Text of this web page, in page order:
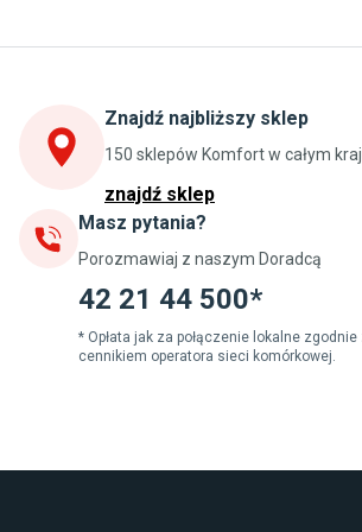
Stoły do kuchni
Szafki kuchenne wiszące (górne)
Szafki pod zlewozmywak
Blaty kuchenne laminowane
Jadalnia
Stoły do jadalni
Krzesła do jadalni
Dywany szare
Lampy w stylu loftowym
Lampy wiszące do jadalni
Znajdź najbliższy sklep
150 sklepów Komfort w całym
znajdź sklep
Masz pytania?
Porozmawiaj z naszym Doradcą
42 21 44 500*
* Opłata jak za połączenie lokalne
cennikiem operatora sieci komórkowej.